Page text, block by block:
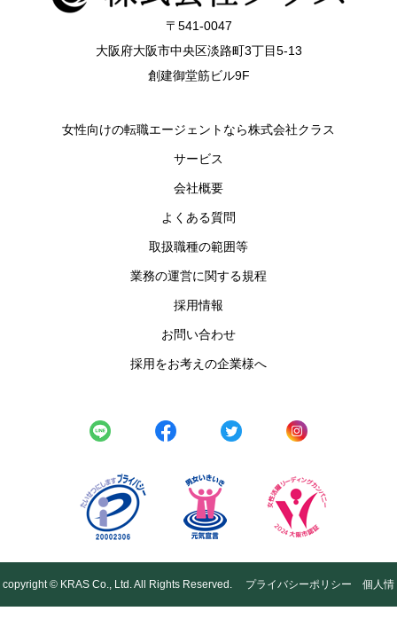
〒541-0047
大阪府大阪市中央区淡路町3丁目5-13
創建御堂筋ビル9F
女性向けの転職エージェントなら株式会社クラス
サービス
会社概要
よくある質問
取扱職種の範囲等
業務の運営に関する規程
採用情報
お問い合わせ
採用をお考えの企業様へ
copyright © KRAS Co., Ltd. All Rights Reserved. プライバシーポリシー 個人情